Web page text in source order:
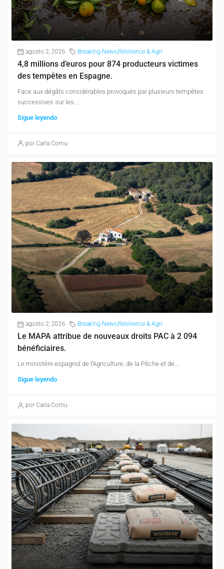
agosto 2, 2026 Breaking News Résilience & Agri
4,8 millions d’euros pour 874 producteurs victimes
des tempêtes en Espagne.
Face aux dégâts considérables provoqués par plusieurs tempêtes
successives sur les...
Sigue leyendo
por Carla Cornu
agosto 2, 2026 Breaking News,Résilience & Agri
Le MAPA attribue de nouveaux droits PAC à 2 094
bénéficiaires.
Le ministère espagnol de l’Agriculture, de la Pêche et de...
Sigue leyendo
por Carla Cornu